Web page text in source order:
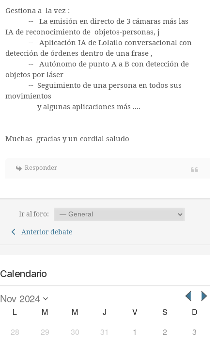
Gestiona a la vez :
-- La emisión en directo de 3 cámaras más las
IA de reconocimiento de objetos-personas, j
-- Aplicación IA de Lolailo conversacional con
detección de órdenes dentro de una frase ,
-- Autónomo de punto A a B con detección de
objetos por láser
-- Seguimiento de una persona en todos sus
movimientos
-- y algunas aplicaciones más ....
Muchas gracias y un cordial saludo
Responder
Ir al foro:
Anterior debate
Calendario
L M M J V S
D
28
29 30 31 1 2 3